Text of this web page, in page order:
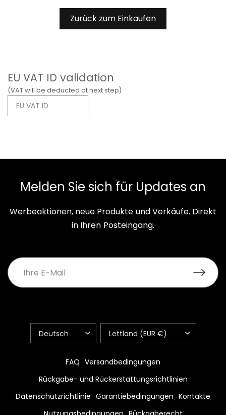
Zurück zum Einkaufen
EU VAT ID validation
(VAT will be deducted at next step)
Melden Sie sich für Updates an
Werbeaktionen, neue Produkte und Verkäufe. Direkt
in Ihren Posteingang.
LAND/REGION
AKTUALISIEREN
LAND/REGION
AKTUALISIEREN
FAQ Versandbedingungen
Rückgabe- und Rückerstattungsrichtlinien
Datenschutzrichtlinie Garantiebedingungen Kontakte